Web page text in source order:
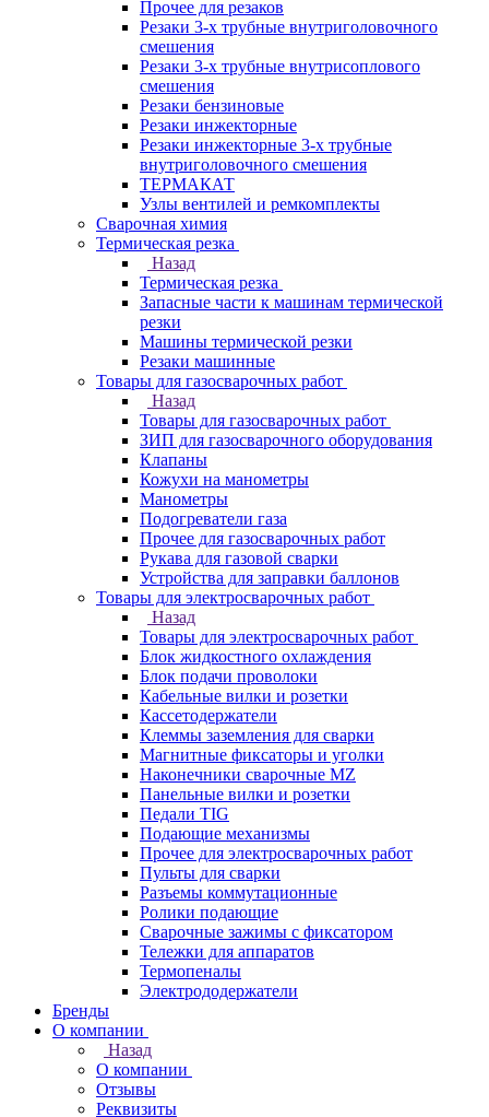
Прочее для резаков
Резаки 3-х трубные внутриголовочного
смешения
Резаки 3-х трубные внутрисоплового
смешения
Резаки бензиновые
Резаки инжекторные
Резаки инжекторные 3-х трубные
внутриголовочного смешения
ТЕРМАКАТ
Узлы вентилей и ремкомплекты
Сварочная химия
Термическая резка
Назад
Термическая резка
Запасные части к машинам термической
резки
Машины термической резки
Резаки машинные
Товары для газосварочных работ
Назад
Товары для газосварочных работ
ЗИП для газосварочного оборудования
Клапаны
Кожухи на манометры
Манометры
Подогреватели газа
Прочее для газосварочных работ
Рукава для газовой сварки
Устройства для заправки баллонов
Товары для электросварочных работ
Назад
Товары для электросварочных работ
Блок жидкостного охлаждения
Блок подачи проволоки
Кабельные вилки и розетки
Кассетодержатели
Клеммы заземления для сварки
Магнитные фиксаторы и уголки
Наконечники сварочные MZ
Панельные вилки и розетки
Педали TIG
Подающие механизмы
Прочее для электросварочных работ
Пульты для сварки
Разъемы коммутационные
Ролики подающие
Сварочные зажимы с фиксатором
Тележки для аппаратов
Термопеналы
Электрододержатели
Бренды
О компании
Назад
О компании
Отзывы
Реквизиты